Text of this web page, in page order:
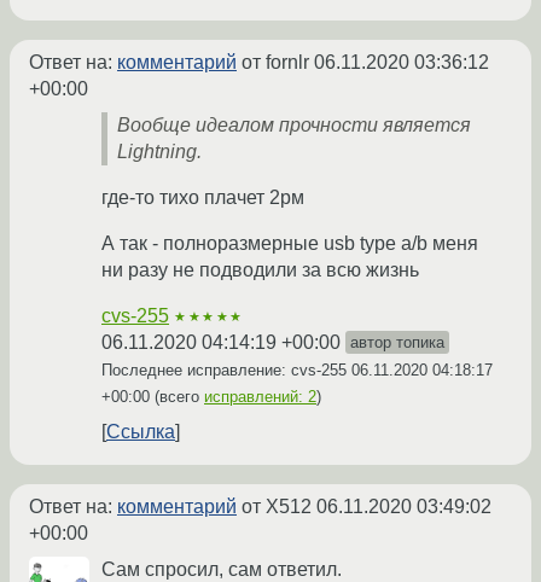
Ответ на: комментарий от fornlr 06.11.2020 03:36:12
+00:00
Вообще идеалом прочности является
Lightning.
где-то тихо плачет 2рм
А так - полноразмерные usb type a/b меня
ни разу не подводили за всю жизнь
cvs-255 ★★★★★
06.11.2020 04:14:19 +00:00 автор топика
Последнее исправление: cvs-255 06.11.2020 04:18:17
+00:00 (всего исправлений: 2)
Ссылка
Ответ на: комментарий от X512 06.11.2020 03:49:02
+00:00
Сам спросил, сам ответил.